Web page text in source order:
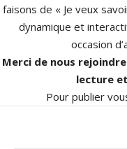
faisons de « Je veux
dynamique et
occasion
Merci de nous
lecture
Pour publier